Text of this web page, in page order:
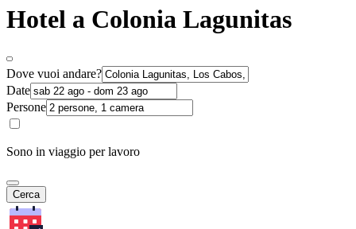
Hotel a Colonia Lagunitas
Dove vuoi andare?
Date
Persone
Sono in viaggio per lavoro
Cerca